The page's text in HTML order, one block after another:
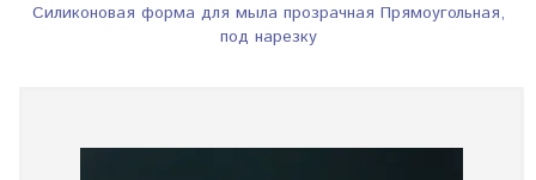
Силиконовая форма для мыла прозрачная Прямоугольная,
под нарезку